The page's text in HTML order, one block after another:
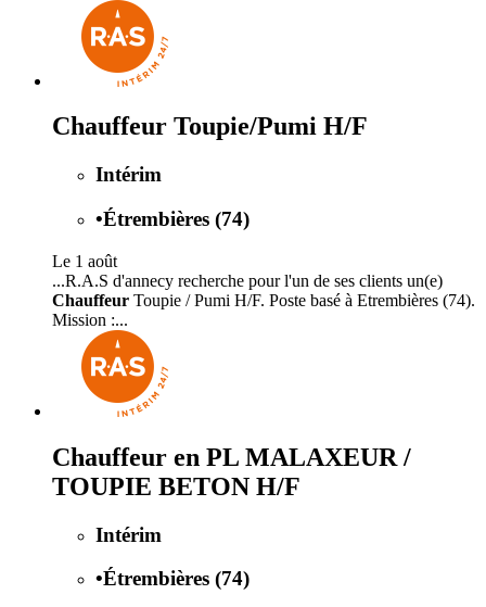
Chauffeur Toupie/Pumi H/F
Intérim
•Étrembières (74)
Le 1 août
...R.A.S d'annecy recherche pour l'un de ses clients un(e)
Chauffeur Toupie / Pumi H/F. Poste basé à Etrembières (74).
Mission :...
Chauffeur en PL MALAXEUR /
TOUPIE BETON H/F
Intérim
•Étrembières (74)